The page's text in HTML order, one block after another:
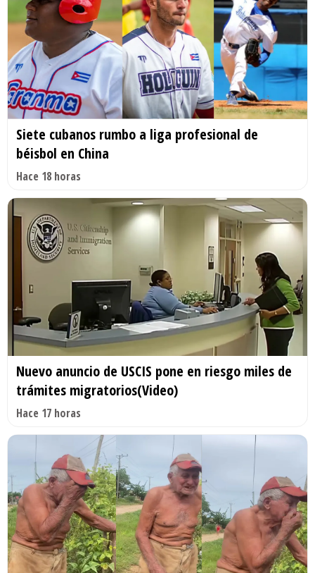
Siete cubanos rumbo a liga profesional de
béisbol en China
Hace 18 horas
Nuevo anuncio de USCIS pone en riesgo miles de
trámites migratorios(Video)
Hace 17 horas